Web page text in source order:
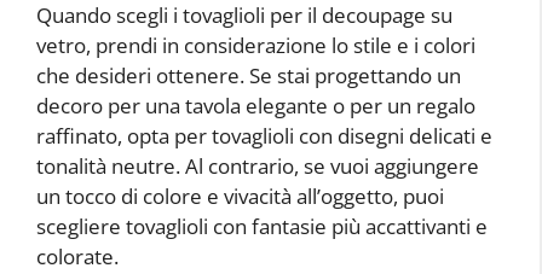
Quando scegli i tovaglioli per il decoupage su
vetro, prendi in considerazione lo stile e i colori
che desideri ottenere. Se stai progettando un
decoro per una tavola elegante o per un regalo
raffinato, opta per tovaglioli con disegni delicati e
tonalità neutre. Al contrario, se vuoi aggiungere
un tocco di colore e vivacità all’oggetto, puoi
scegliere tovaglioli con fantasie più accattivanti e
colorate.